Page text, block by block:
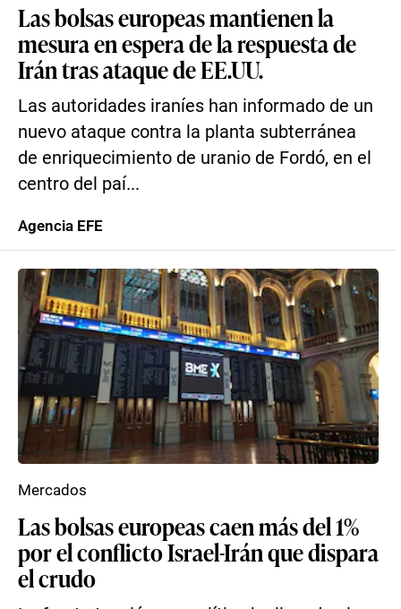
Las bolsas europeas mantienen la
mesura en espera de la respuesta de
Irán tras ataque de EE.UU.
Las autoridades iraníes han informado de un
nuevo ataque contra la planta subterránea
de enriquecimiento de uranio de Fordó, en el
centro del paí...
Agencia EFE
Las bolsas europeas caen más del 1%
por el conflicto Israel-Irán que dispara
el crudo
Mercados